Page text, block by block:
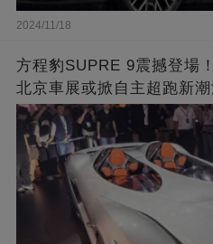
2024/11/18
方程豹SUPRE 9震撼登場
北京車展或掀自主超跑新潮